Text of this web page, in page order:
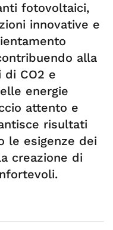
fotovoltaici,
innovative e
alla
CO2 e
energie
attento e
risultati
le esigenze dei
creazione di